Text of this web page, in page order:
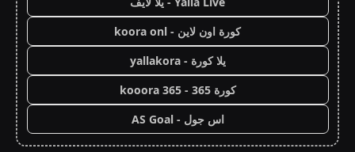
كورة اون لاين - koora onl
يلا كورة - yallakora
كورة 365 - kooora 365
اس جول - AS Goal